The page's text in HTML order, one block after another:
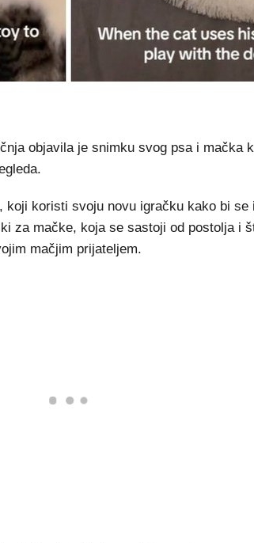
objavila je snimku svog psa i mačka
koji koristi svoju novu igračku kako bi se
za mačke, koja se sastoji od postolja i
mačjim prijateljem.